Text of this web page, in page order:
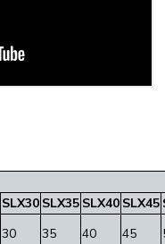
SLX30 SLX35 SLX40 SLX45
30 35 40 45